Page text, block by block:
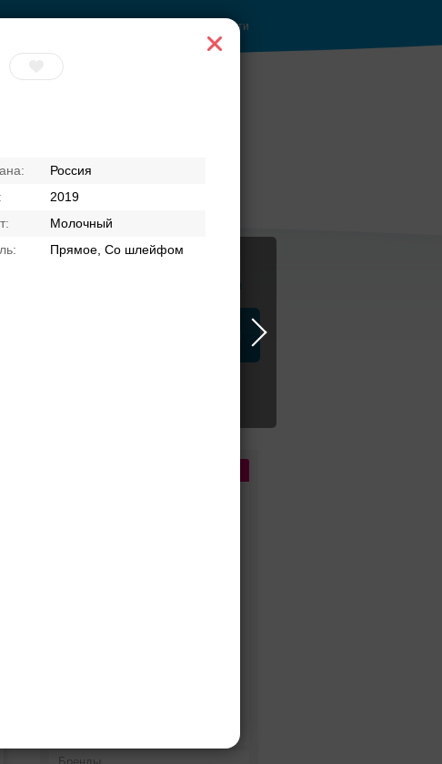
Россия
2019
Молочный
Прямое, Со шлейфом
Войти
Журнал